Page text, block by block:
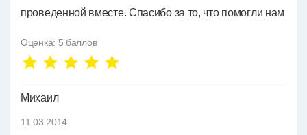
проведенной вместе. Спасибо за то, что помогли нам
Оценка: 5 баллов
Михаил
11.03.2014